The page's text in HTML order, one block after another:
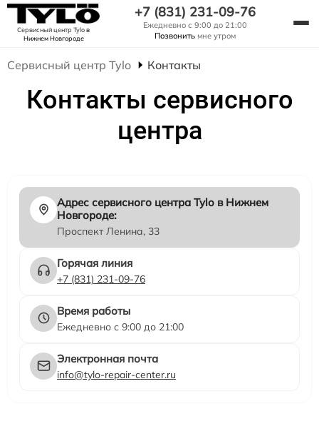
Сервисный центр Tyloв
Нижнем Новгороде
+7 (831) 231-09-76
Ежедневно с 9:00 до 21:00
Позвонить мне утром
Сервисный центр Tylo Контакты
Контакты сервисного
центра
Адрес сервисного центра Tylo в Нижнем
Новгороде:
Проспект Ленина, 33
Горячая линия
+7 (831) 231-09-76
Время работы
Ежедневно с 9:00 до 21:00
Электронная почта
info@tylo-repair-center.ru